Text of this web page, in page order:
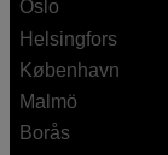
Oslo
Helsingfors
København
Malmö
Borås